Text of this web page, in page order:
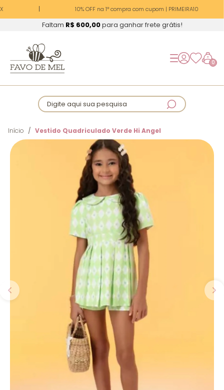
10% OFF na 1ª compra com cupom | PRIMEIRA10
Faltam R$ 600,00para ganhar frete grátis!
0
Digite aqui sua pesquisa
Início Vestido Quadriculado Verde Hi Angel